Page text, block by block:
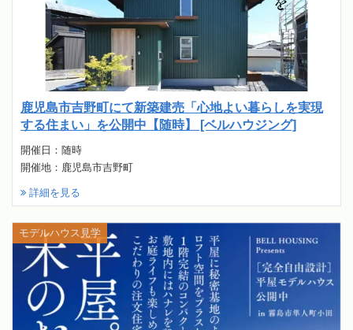
鹿児島市吉野町にて新築建売「心地よい暮らしを実現
する住まい」を公開中【随時】 [ベルハウジング]
開催日：随時
開催地：鹿児島市吉野町
詳細を見る
モデルハウス見学